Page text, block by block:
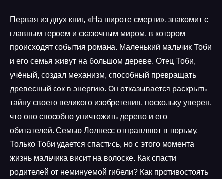
Первая из двух книг, «На широте смерти», знакомит с
главным героем и сказочным миром, в котором
происходят события романа. Маленький мальчик Тоби
и его семья живут на большом дереве. Отец Тоби,
учёный, создал механизм, способный превращать
древесный сок в энергию. Он отказывается раскрыть
тайну своего великого изобретения, поскольку уверен,
что оно способно уничтожить дерево и его
обитателей. Семью Лолнесс отправляют в тюрьму.
Только Тоби удается спастись, но с этого момента
жизнь мальчика висит на волоске. Как спасти
родителей от неминуемой гибели? Как противостоять